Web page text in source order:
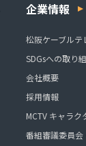
企業情報
松阪ケーブルテ
SDGsへの取り
会社概要
採用情報
MCTV キャラク
番組審議委員